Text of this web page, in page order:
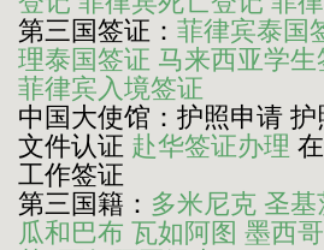
第三国签证： 菲律宾泰国
理泰国签证 马来西亚学
菲律宾入境签证
中国大使馆：护照申请
文件认证 赴华签证办理
工作签证
第三国籍： 多米尼克 圣基
瓜和巴布 瓦如阿图 墨西哥